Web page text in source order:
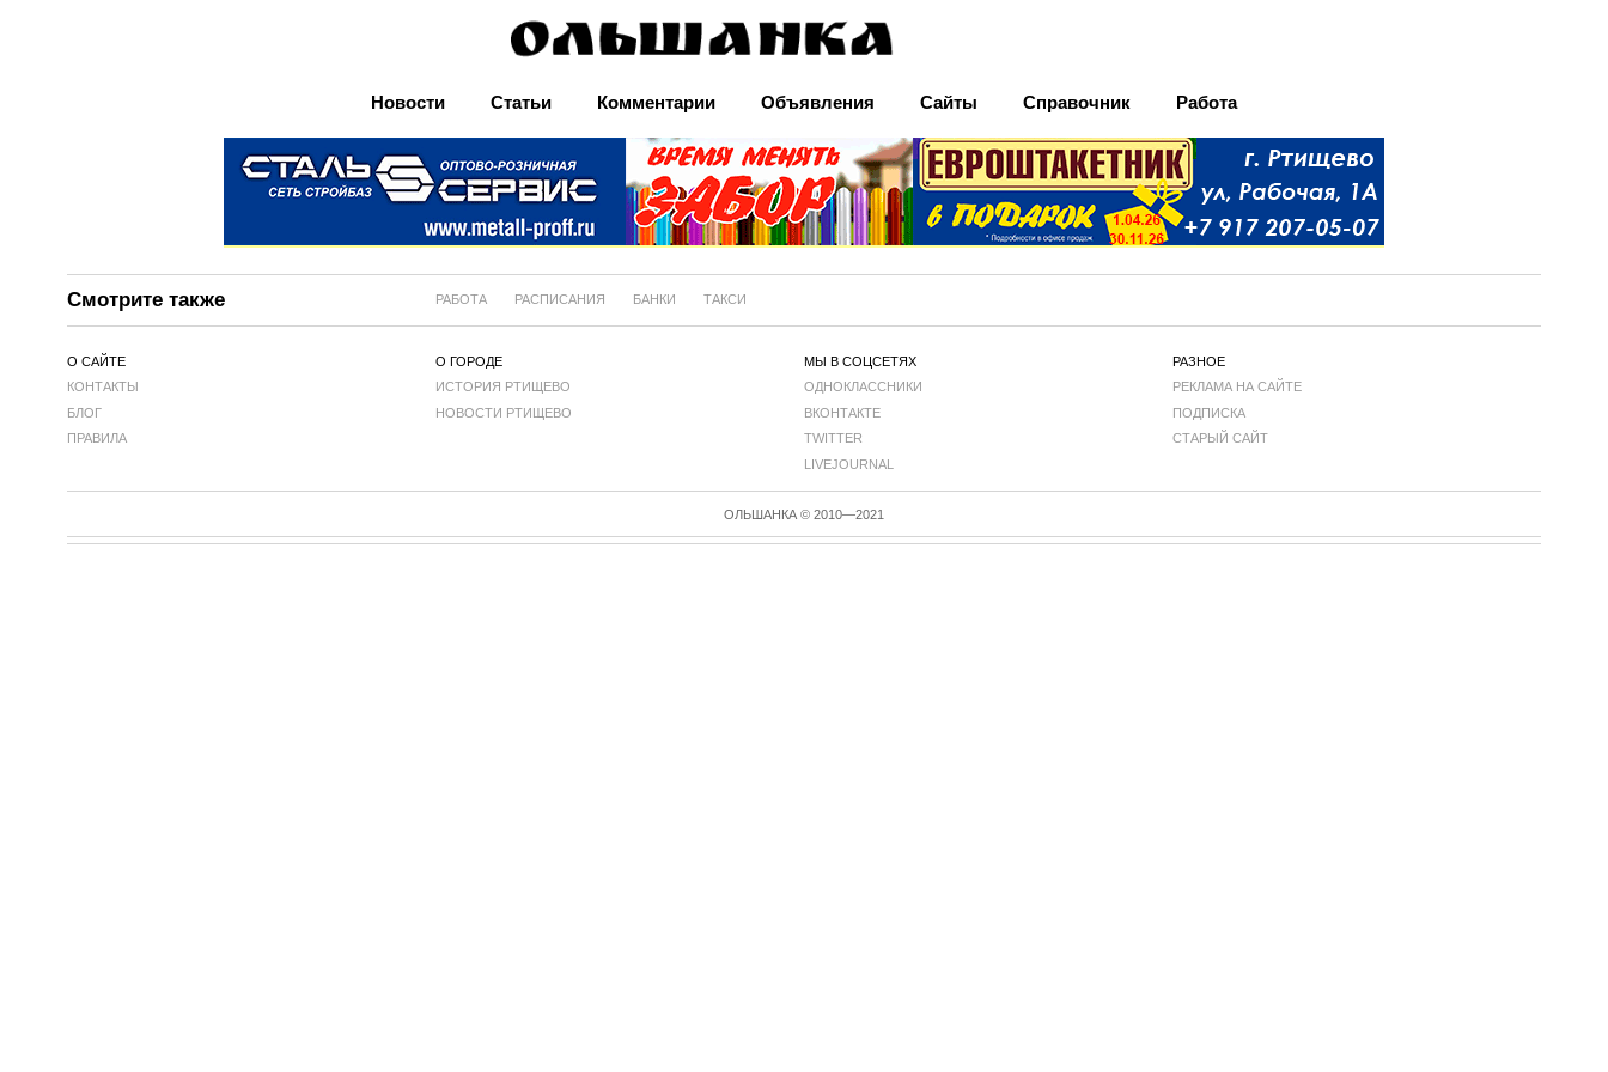
Новости Статьи Комментарии Объявления Сайты Справочник Работа
Смотрите также РАБОТА РАСПИСАНИЯ БАНКИ ТАКСИ
О САЙТЕ
КОНТАКТЫ
БЛОГ
ПРАВИЛА
О ГОРОДЕ
ИСТОРИЯ РТИЩЕВО
НОВОСТИ РТИЩЕВО
МЫ В СОЦСЕТЯХ
ОДНОКЛАССНИКИ
ВКОНТАКТЕ
TWITTER
LIVEJOURNAL
РАЗНОЕ
РЕКЛАМА НА САЙТЕ
ПОДПИСКА
СТАРЫЙ САЙТ
ОЛЬШАНКА © 2010—2021